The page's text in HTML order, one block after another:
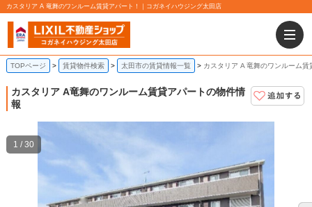
カスタリア A 竜舞のワンルーム賃貸アパート！｜コガネイハウジング太田店
TOPページ 賃貸物件検索 太田市の賃貸情報一覧 カスタリア A 竜舞のワンルーム賃
カスタリア A竜舞のワンルーム賃貸アパートの物件情
報
1 / 30